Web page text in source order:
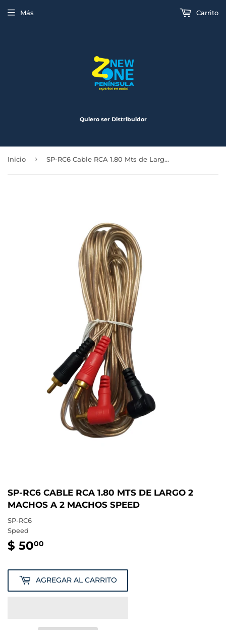
Quiero ser Distribuidor
Más Carrito
Inicio › SP-RC6 Cable RCA 1.80 Mts de Largo 2 Machos a 2 Machos Speed
SP-RC6 CABLE RCA 1.80 MTS DE LARGO 2
MACHOS A 2 MACHOS SPEED
SP-RC6
Speed
$ 5000
AGREGAR AL CARRITO